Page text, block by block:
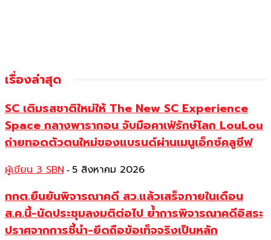
เรื่องล่าสุด
SC เติมรสชาติใหม่ให้ The New SC Experience
Space กลางพารากอน จับมือคาเฟ่รักษ์โลก LouLou
ถ่ายทอดตัวตนใหม่ของแบรนด์ผ่านเมนูเอ็กซ์คลูซีฟ
ผู้เขียน 3 SBN - 5 สิงหาคม 2026
กกต.ยืนยันพิจารณาคดี สว.แล้วเสร็จภายในเดือน
ส.ค.นี้-นัดประชุมลงมติต่อไป ย้ำการพิจารณาคดีอิสระ
ปราศจากการชี้นำ-ยึดถือข้อเท็จจริงเป็นหลัก